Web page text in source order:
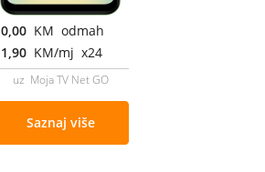
0,00 KM odmah
1,90 KM/mj x24
uz Moja TV Net GO
Saznaj više